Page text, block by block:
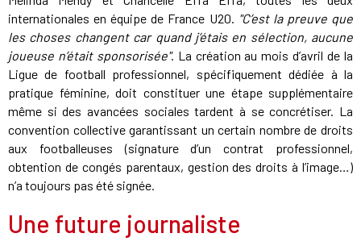
internationales en équipe de France U20. "C’est la preuve que
les choses changent car quand j’étais en sélection, aucune
joueuse n’était sponsorisée". La création au mois d’avril de la
Ligue de football professionnel, spécifiquement dédiée à la
pratique féminine, doit constituer une étape supplémentaire
même si des avancées sociales tardent à se concrétiser. La
convention collective garantissant un certain nombre de droits
aux footballeuses (signature d’un contrat professionnel,
obtention de congés parentaux, gestion des droits à l’image…)
n’a toujours pas été signée.
Une future journaliste